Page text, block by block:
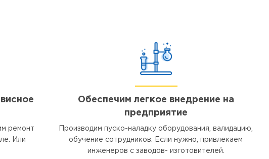
ремонт
Или
Обеспечим легкое внедрение на
предприятие
Производим пуско-наладку оборудования, валидацию,
обучение сотрудников. Если нужно, привлекаем
инженеров с заводов- изготовителей.